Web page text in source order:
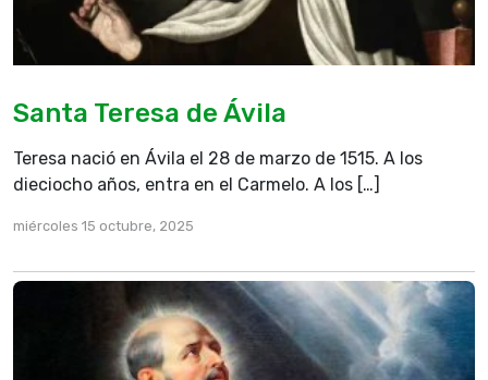
Santa Teresa de Ávila
Teresa nació en Ávila el 28 de marzo de 1515. A los
dieciocho años, entra en el Carmelo. A los […]
miércoles 15 octubre, 2025